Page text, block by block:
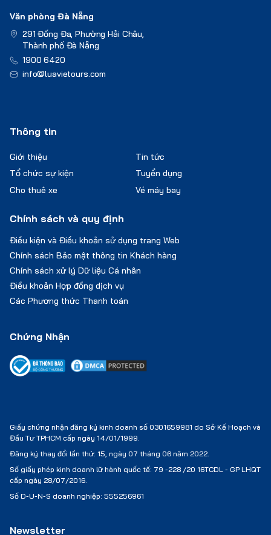
Chứng Nhận
Giấy chứng nhận đăng ký kinh doanh số 0301659981 do Sở Kế Hoạch và
Đầu Tư TPHCM cấp ngày 14/01/1999.
Đăng ký thay đổi lần thứ: 15, ngày 07 tháng 06 năm 2022.
Số giấy phép kinh doanh lữ hành quốc tế: 79 -228 /20 16TCDL - GP LHQT
cấp ngày 28/07/2016.
Số D-U-N-S doanh nghiệp: 555256961
Văn phòng Đà Nẵng
291 Đống Đa, Phường Hải Châu,
Thành phố Đà Nẵng
1900 6420
info@luavietours.com
Thông tin
Giới thiệu
Tổ chức sự kiện
Cho thuê xe
Vé máy bay
Tin tức
Tuyển dụng
Chính sách và quy định
Điều kiện và Điều khoản sử dụng trang Web
Chính sách Bảo mật thông tin Khách hàng
Chính sách xử lý Dữ liệu Cá nhân
Điều khoản Hợp đồng dịch vụ
Các Phương thức Thanh toán
Newsletter